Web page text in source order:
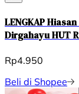
LENGKAP
Dirgahayu HUT
Rp4.950
Beli di Shopee